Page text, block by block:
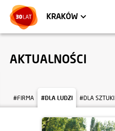
KRAKÓW
TRÓJMIASTO
LOKALE USŁUGOWE
AKTUALNOŚCI
#FIRMA #DLA LUDZI #DLA SZTUKI